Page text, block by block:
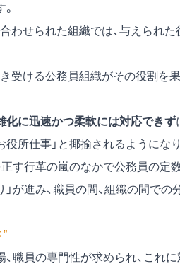
わせられた組織では、与えられ
受ける公務員組織がその役割を
化に迅速かつ柔軟には対応できず
所仕事」と揶揄されるようになり
正す行革の嵐のなかで公務員の定
が進み、職員の間、組織の間で
職員の専門性が求められ、これ